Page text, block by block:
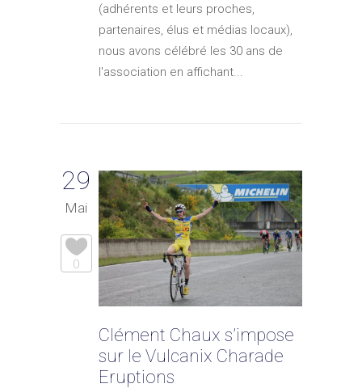
(adhérents et leurs proches,
partenaires, élus et médias locaux),
nous avons célébré les 30 ans de
l'association en affichant...
29
Mai
0
Clément Chaux s’impose
sur le Vulcanix Charade
Eruptions